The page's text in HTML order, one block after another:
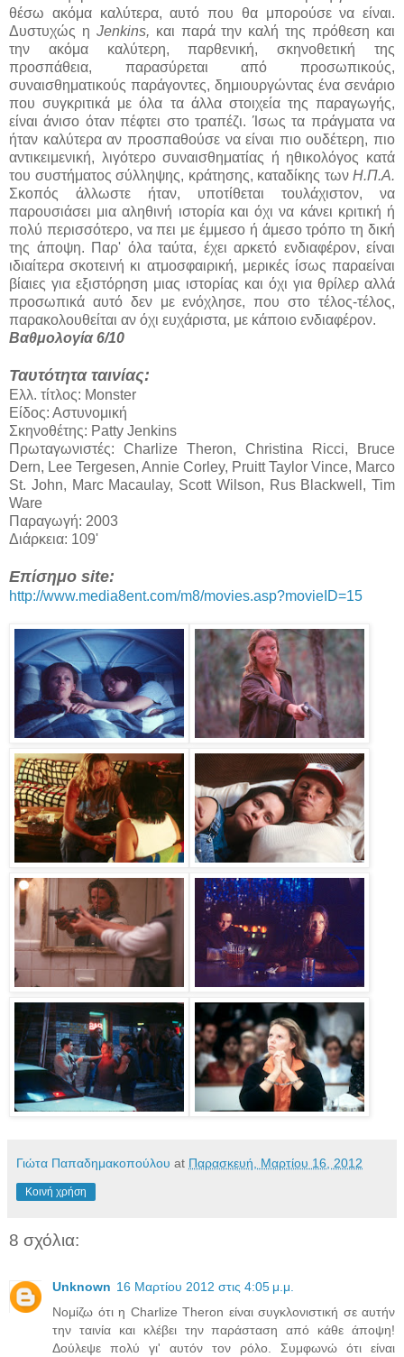
θέσω ακόμα καλύτερα, αυτό που θα μπορούσε να είναι.
Δυστυχώς η Jenkins, και παρά την καλή της πρόθεση και
την ακόμα καλύτερη, παρθενική, σκηνοθετική της
προσπάθεια, παρασύρεται από προσωπικούς,
συναισθηματικούς παράγοντες, δημιουργώντας ένα σενάριο
που συγκριτικά με όλα τα άλλα στοιχεία της παραγωγής,
είναι άνισο όταν πέφτει στο τραπέζι. Ίσως τα πράγματα να
ήταν καλύτερα αν προσπαθούσε να είναι πιο ουδέτερη, πιο
αντικειμενική, λιγότερο συναισθηματίας ή ηθικολόγος κατά
του συστήματος σύλληψης, κράτησης, καταδίκης των Η.Π.Α.
Σκοπός άλλωστε ήταν, υποτίθεται τουλάχιστον, να
παρουσιάσει μια αληθινή ιστορία και όχι να κάνει κριτική ή
πολύ περισσότερο, να πει με έμμεσο ή άμεσο τρόπο τη δική
της άποψη. Παρ' όλα ταύτα, έχει αρκετό ενδιαφέρον, είναι
ιδιαίτερα σκοτεινή κι ατμοσφαιρική, μερικές ίσως παραείναι
βίαιες για εξιστόρηση μιας ιστορίας και όχι για θρίλερ αλλά
προσωπικά αυτό δεν με ενόχλησε, που στο τέλος-τέλος,
παρακολουθείται αν όχι ευχάριστα, με κάποιο ενδιαφέρον.
Βαθμολογία 6/10
Ταυτότητα ταινίας:
Ελλ. τίτλος: Monster
Είδος: Αστυνομική
Σκηνοθέτης: Patty Jenkins
Πρωταγωνιστές: Charlize Theron, Christina Ricci, Bruce
Dern, Lee Tergesen, Annie Corley, Pruitt Taylor Vince, Marco
St. John, Marc Macaulay, Scott Wilson, Rus Blackwell, Tim
Ware
Παραγωγή: 2003
Διάρκεια: 109'
Επίσημο site:
http://www.media8ent.com/m8/movies.asp?movieID=15
Γιώτα Παπαδημακοπούλου at Παρασκευή, Μαρτίου 16, 2012
Κοινή χρήση
8 σχόλια:
Unknown 16 Μαρτίου 2012 στις 4:05 μ.μ.
Νομίζω ότι η Charlize Theron είναι συγκλονιστική σε αυτήν
την ταινία και κλέβει την παράσταση από κάθε άποψη!
Δούλεψε πολύ γι' αυτόν τον ρόλο. Συμφωνώ ότι είναι